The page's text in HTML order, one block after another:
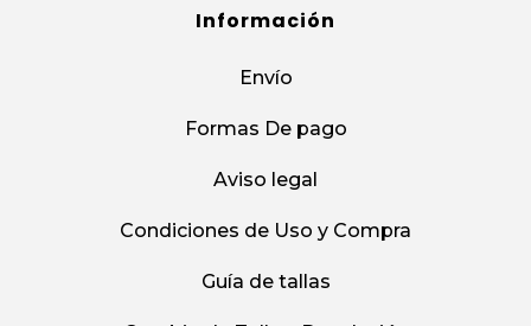
Información
Envío
Formas De pago
Aviso legal
Condiciones de Uso y Compra
Guía de tallas